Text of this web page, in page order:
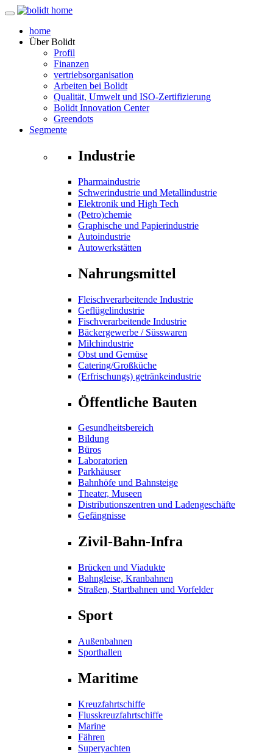
home
ÜberBolidt
Profil
Finanzen
vertriebsorganisation
Arbeiten bei Bolidt
Qualität, Umwelt und ISO-Zertifizierung
Bolidt Innovation Center
Greendots
Segmente
Industrie
Pharmaindustrie
Schwerindustrie und Metallindustrie
Elektronik und High Tech
(Petro)chemie
Graphische und Papierindustrie
Autoindustrie
Autowerkstätten
Nahrungsmittel
Fleischverarbeitende Industrie
Geflügelindustrie
Fischverarbeitende Industrie
Bäckergewerbe / Süsswaren
Milchindustrie
Obst und Gemüse
Catering/Großküche
(Erfrischungs) getränkeindustrie
Öffentliche Bauten
Gesundheitsbereich
Bildung
Büros
Laboratorien
Parkhäuser
Bahnhöfe und Bahnsteige
Theater, Museen
Distributionszentren und Ladengeschäfte
Gefängnisse
Zivil-Bahn-Infra
Brücken und Viadukte
Bahngleise, Kranbahnen
Straßen, Startbahnen und Vorfelder
Sport
Außenbahnen
Sporthallen
Maritime
Kreuzfahrtschiffe
Flusskreuzfahrtschiffe
Marine
Fähren
Superyachten